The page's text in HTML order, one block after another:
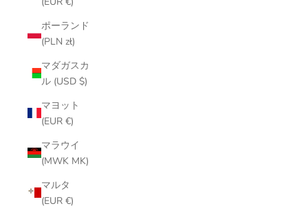
ポーランド
(PLN zł)
マダガスカ
ル (USD $)
マヨット
(EUR €)
マラウイ
(MWK MK)
マルタ
(EUR €)